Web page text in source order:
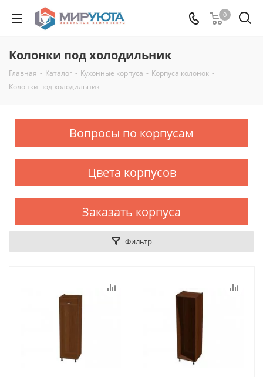
0
Колонки под холодильник
Главная - Каталог - Кухонные корпуса - Корпуса колонок -
Колонки под холодильник
Вопросы по корпусам
Цвета корпусов
Заказать корпуса
Фильтр